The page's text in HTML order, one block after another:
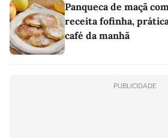
Panqueca de maçã
receita fofinha,
café da manhã
PUBLICIDADE